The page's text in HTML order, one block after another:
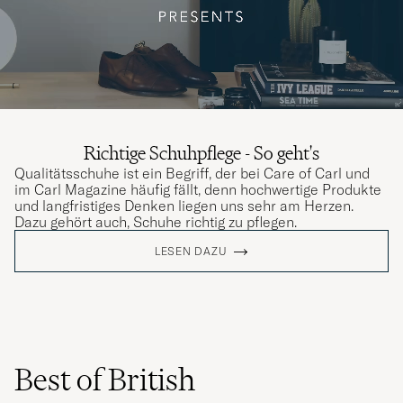
Richtige Schuhpflege - So geht's
Qualitätsschuhe ist ein Begriff, der bei Care of Carl und
im Carl Magazine häufig fällt, denn hochwertige Produkte
und langfristiges Denken liegen uns sehr am Herzen.
Dazu gehört auch, Schuhe richtig zu pflegen.
LESEN DAZU
Best of British